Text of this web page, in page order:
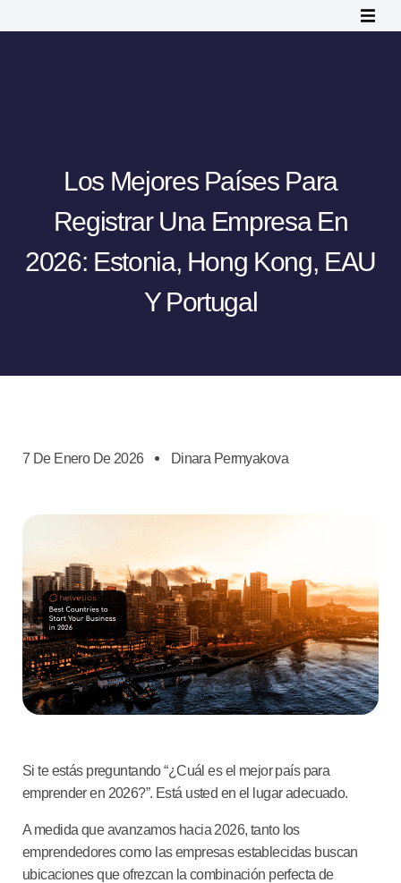
Los Mejores Países Para
Registrar Una Empresa En
2026: Estonia, Hong Kong, EAU
Y Portugal
7 De Enero De 2026 Dinara Permyakova
Si te estás preguntando “¿Cuál es el mejor país para
emprender en 2026?”. Está usted en el lugar adecuado.
A medida que avanzamos hacia 2026, tanto los
emprendedores como las empresas establecidas buscan
ubicaciones que ofrezcan la combinación perfecta de